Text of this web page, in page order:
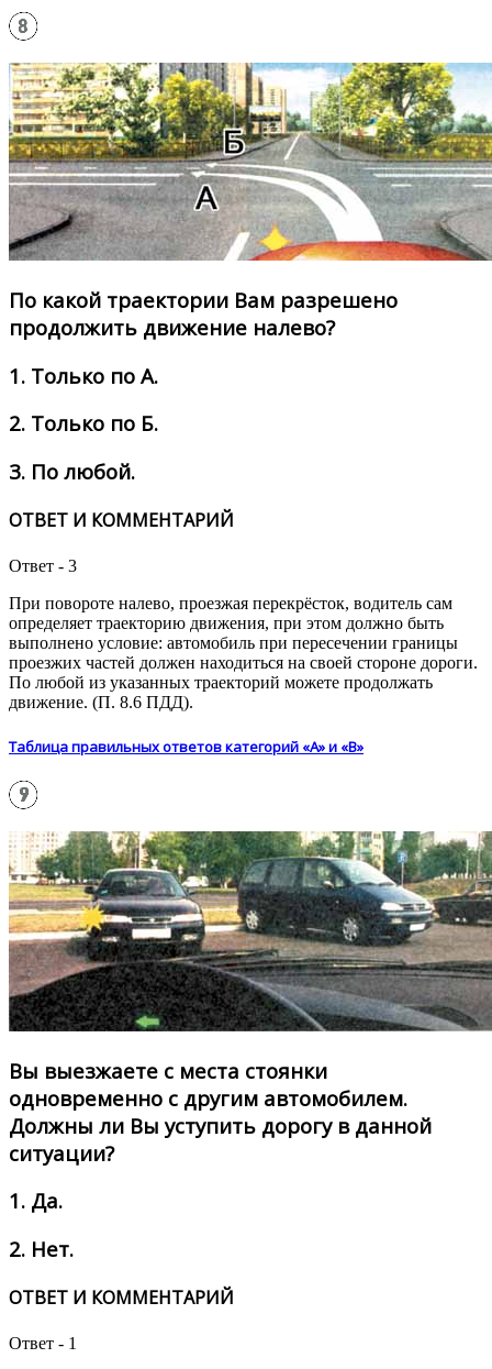
По какой траектории Вам разрешено
продолжить движение налево?
1. Только по А.
2. Только по Б.
3. По любой.
ОТВЕТ И КОММЕНТАРИЙ
Ответ - 3
При повороте налево, проезжая перекрёсток, водитель сам
определяет траекторию движения, при этом должно быть
выполнено условие: автомобиль при пересечении границы
проезжих частей должен находиться на своей стороне дороги.
По любой из указанных траекторий можете продолжать
движение. (П. 8.6 ПДД).
Таблица правильных ответов категорий «А» и «В»
Вы выезжаете с места стоянки
одновременно с другим автомобилем.
Должны ли Вы уступить дорогу в данной
ситуации?
1. Да.
2. Нет.
ОТВЕТ И КОММЕНТАРИЙ
Ответ - 1